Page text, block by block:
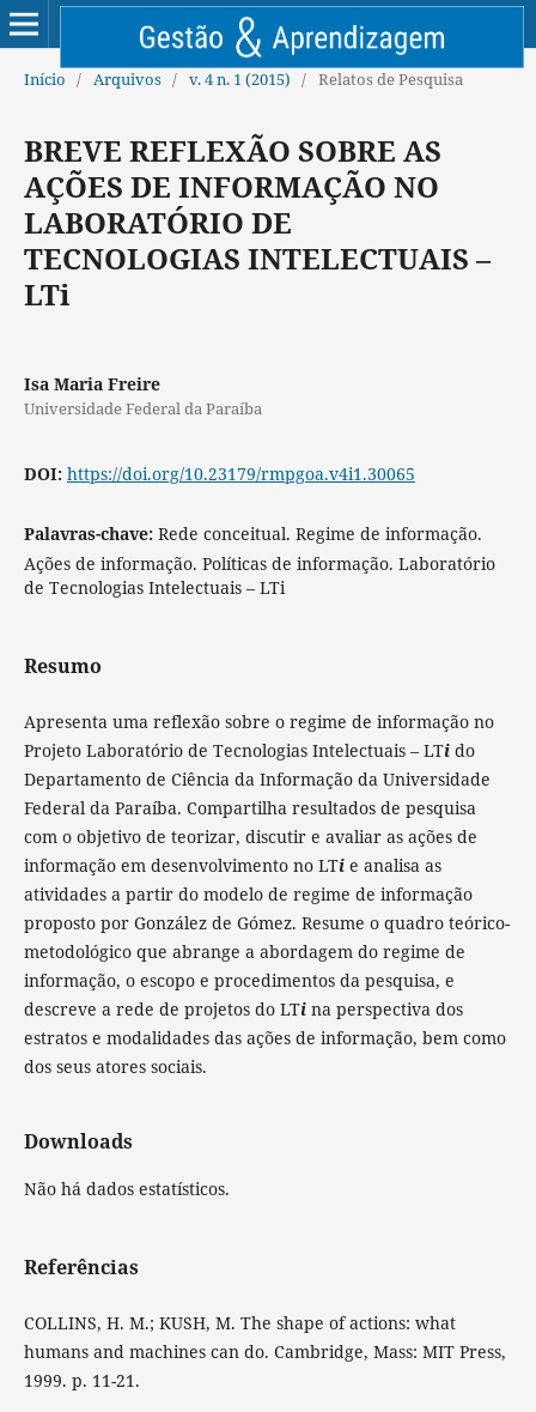
Início / Arquivos / v. 4 n. 1 (2015) / Relatos de Pesquisa
BREVE REFLEXÃO SOBRE AS
AÇÕES DE INFORMAÇÃO NO
LABORATÓRIO DE
TECNOLOGIAS INTELECTUAIS –
LTi
Isa Maria Freire
Universidade Federal da Paraíba
DOI: https://doi.org/10.23179/rmpgoa.v4i1.30065
Palavras-chave: Rede conceitual. Regime de informação.
Ações de informação. Políticas de informação. Laboratório
de Tecnologias Intelectuais – LTi
Resumo
Apresenta uma reflexão sobre o regime de informação no
Projeto Laboratório de Tecnologias Intelectuais – LTido
Departamento de Ciência da Informação da Universidade
Federal da Paraíba. Compartilha resultados de pesquisa
com o objetivo de teorizar, discutir e avaliar as ações de
informação em desenvolvimento no LTie analisa as
atividades a partir do modelo de regime de informação
proposto por González de Gómez. Resume o quadro teórico-
metodológico que abrange a abordagem do regime de
informação, o escopo e procedimentos da pesquisa, e
descreve a rede de projetos do LTina perspectiva dos
estratos e modalidades das ações de informação, bem como
dos seus atores sociais.
Downloads
Não há dados estatísticos.
Referências
COLLINS, H. M.; KUSH, M. The shape of actions: what
humans and machines can do. Cambridge, Mass: MIT Press,
1999. p. 11-21.